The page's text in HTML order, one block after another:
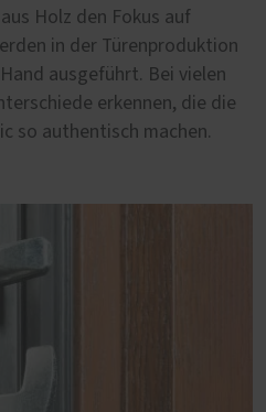
Holz den Fokus auf
in der Türenproduktion
ausgeführt. Bei vielen
erkennen, die die
so authentisch machen.